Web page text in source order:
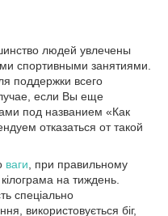
людей увлечены
спортивными занятиями.
поддержки всего
если Вы еще
под названием «Как
отказаться от такой
ваги , при правильному
на тиждень.
спеціально
використовується біг,